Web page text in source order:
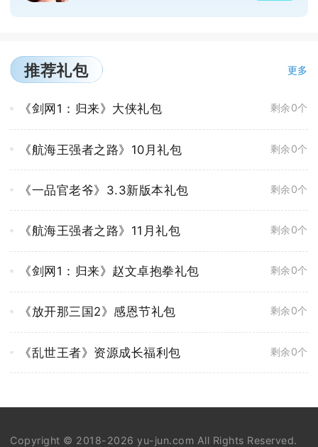
推荐礼包 更多
《剑网1：归来》大侠礼包 剩余0个
《航海王强者之路》10月礼包 剩余0个
《一品官老爷》3.3新版本礼包 剩余0个
《航海王强者之路》11月礼包 剩余0个
《剑网1：归来》赵文卓抱拳礼包 剩余0个
《放开那三国2》感恩节礼包 剩余0个
《乱世王者》资源成长福利包 剩余0个
Copyright © 2018-2026 yu-jun.com All Rights Reserved.